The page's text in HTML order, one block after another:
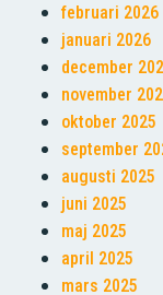
februari 2026
januari 2026
december
november
oktober 2025
september
augusti 2025
juni 2025
maj 2025
april 2025
mars 2025